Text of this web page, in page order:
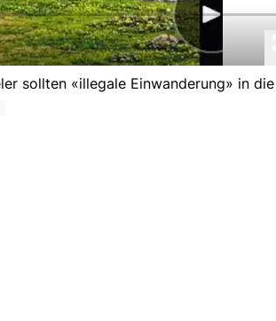
sollten «illegale Einwanderung» in die